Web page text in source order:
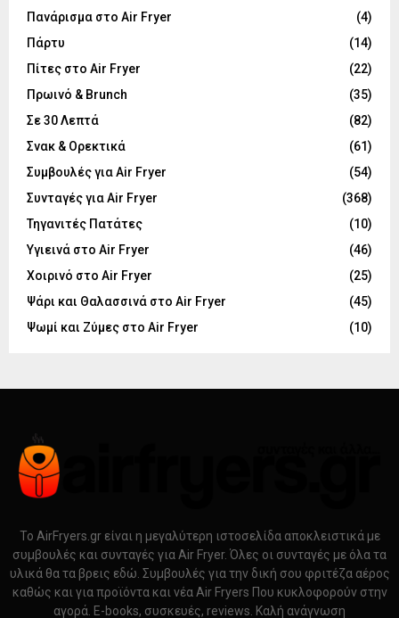
Πανάρισμα στο Air Fryer
(4)
Πάρτυ
(14)
Πίτες στο Air Fryer
(22)
Πρωινό & Brunch
(35)
Σε 30 Λεπτά
(82)
Σνακ & Ορεκτικά
(61)
Συμβουλές για Air Fryer
(54)
Συνταγές για Air Fryer
(368)
Τηγανιτές Πατάτες
(10)
Υγιεινά στο Air Fryer
(46)
Χοιρινό στο Air Fryer
(25)
Ψάρι και Θαλασσινά στο Air Fryer
(45)
Ψωμί και Ζύμες στο Air Fryer
(10)
Το AirFryers.gr είναι η μεγαλύτερη ιστοσελίδα αποκλειστικά με
συμβουλές και συνταγές για Air Fryer. Όλες οι συνταγές με όλα τα
υλικά θα τα βρεις εδώ. Συμβουλές για την δική σου φριτέζα αέρος
καθώς και για προϊόντα και νέα Air Fryers Που κυκλοφορούν στην
αγορά. E-books, συσκευές, reviews. Καλή ανάγνωση